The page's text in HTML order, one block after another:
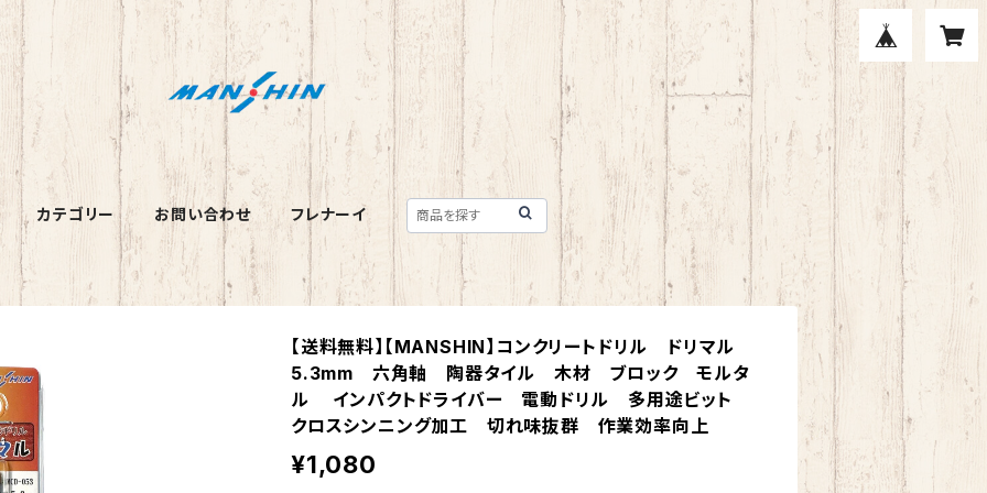
カテゴリー お問い合わせ フレナーイ
【送料無料】【MANSHIN】コンクリートドリル ドリマル
5.3mm 六角軸 陶器タイル 木材 ブロック モルタ
ル インパクトドライバー 電動ドリル 多用途ビット
クロスシンニング加工 切れ味抜群 作業効率向上
¥1,080